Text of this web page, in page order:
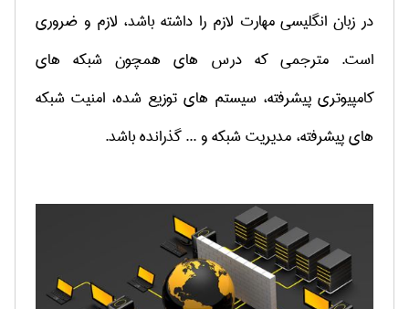
در زبان انگلیسی مهارت لازم را داشته باشد، لازم و ضروری
است. مترجمی که درس های همچون شبکه های
کامپیوتری پیشرفته، سیستم های توزیع شده، امنیت شبکه
های پیشرفته، مدیریت شبکه و ... گذرانده باشد.